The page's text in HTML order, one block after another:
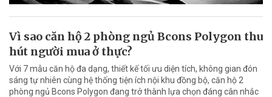
Vì sao căn hộ 2 phòng ngủ Bcons Polygon thu
hút người mua ở thực?
Với 7 mẫu căn hộ đa dạng, thiết kế tối ưu diện tích, không gian đón
sáng tự nhiên cùng hệ thống tiện ích nội khu đồng bộ, căn hộ 2
phòng ngủ Bcons Polygon đang trở thành lựa chọn đáng cân nhắc